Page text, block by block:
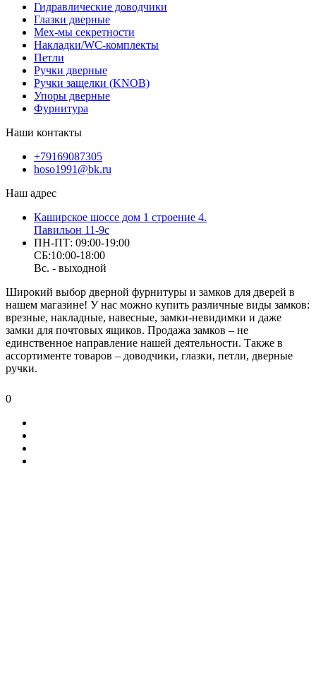
Гидравлические доводчики
Глазки дверные
Мех-мы секретности
Накладки/WC-комплекты
Петли
Ручки дверные
Ручки защелки (KNOB)
Упоры дверные
Фурнитура
Наши контакты
+79169087305
hoso1991@bk.ru
Наш адрес
Каширское шоссе дом 1 строение 4.
Павильон 11-9с
ПН-ПТ: 09:00-19:00
СБ:10:00-18:00
Вс. - выходной
Широкий выбор дверной фурнитуры и замков для дверей в
нашем магазине! У нас можно купить различные виды замков:
врезные, накладные, навесные, замки-невидимки и даже
замки для почтовых ящиков. Продажа замков – не
единственное направление нашей деятельности. Также в
ассортименте товаров – доводчики, глазки, петли, дверные
ручки.
0